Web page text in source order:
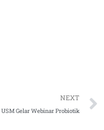
NEXT
USM Gelar Webinar Probiotik